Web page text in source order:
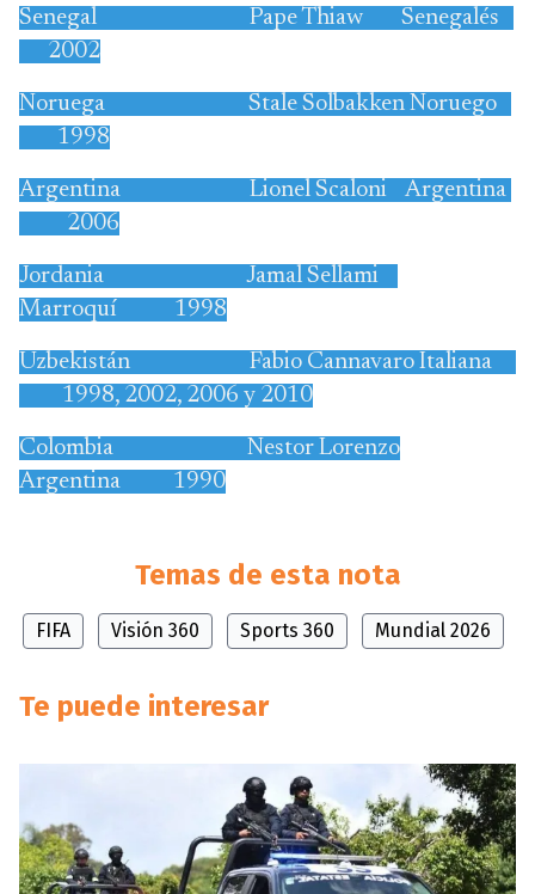
Senegal Pape Thiaw Senegalés
2002
Noruega Stale Solbakken Noruego
1998
Argentina Lionel Scaloni Argentina
2006
Jordania Jamal Sellami
Marroquí 1998
Uzbekistán Fabio Cannavaro Italiana
1998, 2002, 2006 y 2010
Colombia Nestor Lorenzo
Argentina 1990
Temas de esta nota
FIFA Visión 360 Sports 360 Mundial 2026
Te puede interesar